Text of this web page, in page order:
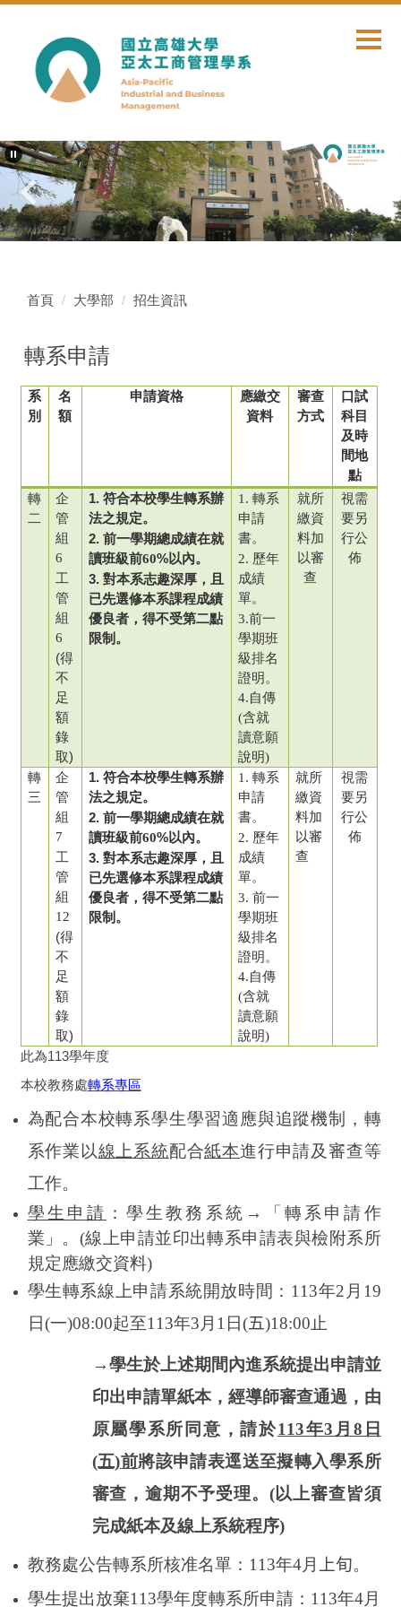
首頁 大學部 招生資訊
轉系申請
系
別
名
額
申請資格
應繳交
資料
審查
方式
口試
科目
及時
間地
點
轉
二
企
管
組
6
工
管
組
6
(得
不
足
額
錄
取)
1. 符合本校學生轉系辦
法之規定。
2. 前一學期總成績在就
讀班級前60%以內。
3. 對本系志趣深厚，且
已先選修本系課程成績
優良者，得不受第二點
限制。
1. 轉系
申請
書。
2. 歷年
成績
單。
3.前一
學期班
級排名
證明。
4.自傳
(含就
讀意願
說明)
就所
繳資
料加
以審
查
視需
要另
行公
佈
轉
三
企
管
組
7
工
管
組
12
(得
不
足
額
錄
取)
1. 符合本校學生轉系辦
法之規定。
2. 前一學期總成績在就
讀班級前60%以內。
3. 對本系志趣深厚，且
已先選修本系課程成績
優良者，得不受第二點
限制。
1. 轉系
申請
書。
2. 歷年
成績
單。
3. 前一
學期班
級排名
證明。
4.自傳
(含就
讀意願
說明)
就所
繳資
料加
以審
查
視需
要另
行公
佈
此為113學年度
本校教務處轉系專區
為配合本校轉系學生學習適應與追蹤機制，轉
系作業以線上系統配合紙本進行申請及審查等
工作。
學生申請 ：學生教務系統→「轉系申請作
業」。(線上申請並印出轉系申請表與檢附系所
規定應繳交資料)
學生轉系線上申請系統開放時間： 113年2月19
日(一)08:00起至113年3月1日(五)18:00止
→學生於上述期間內進系統提出申請並
印出申請單紙本，經導師審查通過，由
原屬學系所同意，請於113年3月8日
(五)前將該申請表逕送至擬轉入學系所
審查，逾期不予受理。(以上審查皆須
完成紙本及線上系統程序)
教務處公告轉系所核准名單：113年4月 上旬。
學生提出放棄113學年度轉系所申請：113年4月